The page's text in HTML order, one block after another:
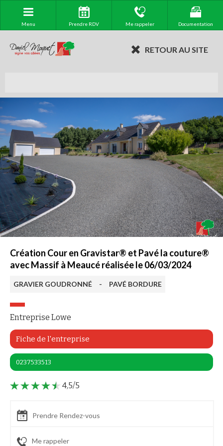
Menu Prendre RDV Me rappeler Documentation
RETOUR AU SITE
Création Cour en Gravistar® et Pavé la couture®
avec Massif à Meaucé réalisée le 06/03/2024
GRAVIER GOUDRONNÉ - PAVÉ BORDURE
Entreprise Lowe
Fiche de l'entreprise
0237533513
4,5/5
Prendre Rendez-vous
Me rappeler